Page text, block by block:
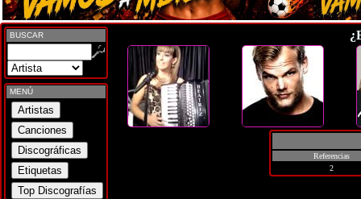
BUSCAR
MENÚ
Referencias
2